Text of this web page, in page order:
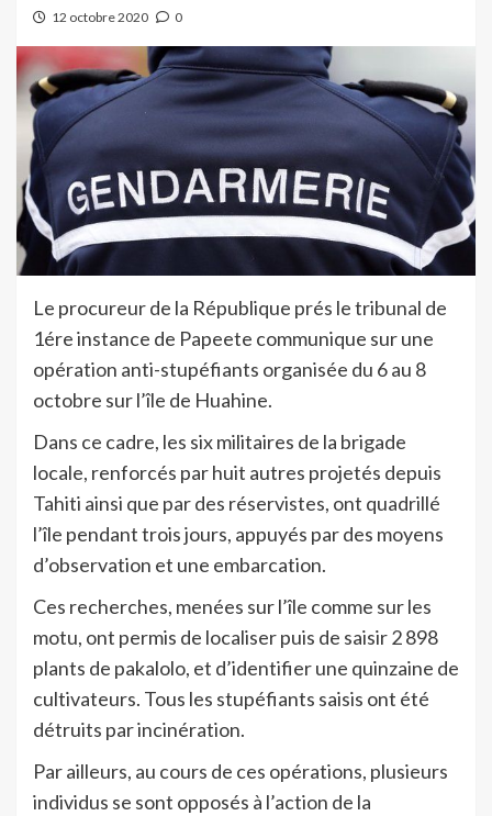
12 octobre 2020 0
Le procureur de la République prés le tribunal de
1ére instance de Papeete communique sur une
opération anti-stupéfiants organisée du 6 au 8
octobre sur l’île de Huahine.
Dans ce cadre, les six militaires de la brigade
locale, renforcés par huit autres projetés depuis
Tahiti ainsi que par des réservistes, ont quadrillé
l’île pendant trois jours, appuyés par des moyens
d’observation et une embarcation.
Ces recherches, menées sur l’île comme sur les
motu, ont permis de localiser puis de saisir 2 898
plants de pakalolo, et d’identifier une quinzaine de
cultivateurs. Tous les stupéfiants saisis ont été
détruits par incinération.
Par ailleurs, au cours de ces opérations, plusieurs
individus se sont opposés à l’action de la